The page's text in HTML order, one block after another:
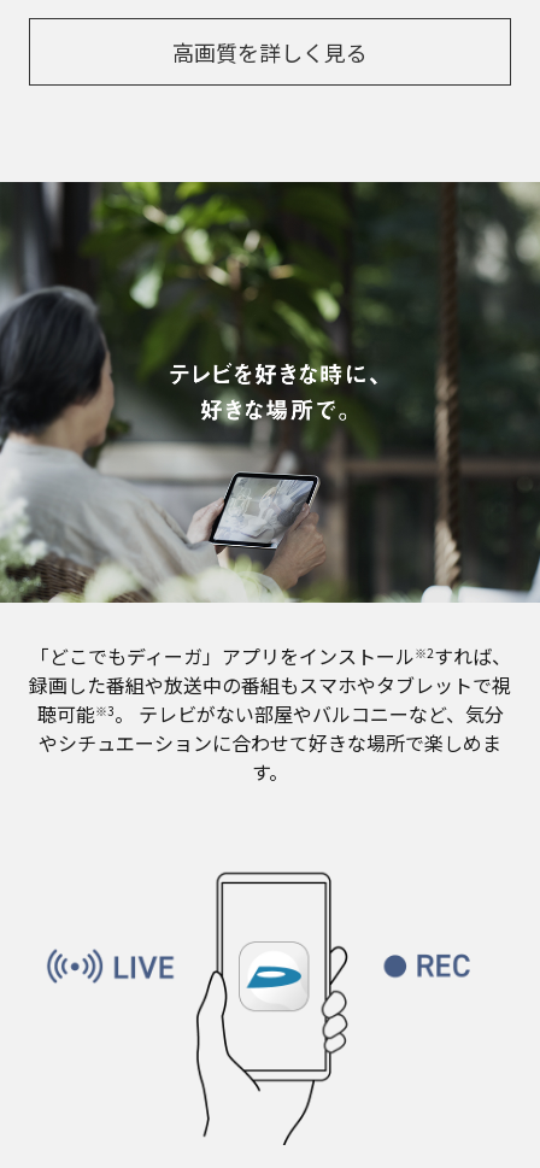
高画質を詳しく見る
「どこでもディーガ」アプリをインストール※2すれば、
録画した番組や放送中の番組もスマホやタブレットで視
聴可能※3。
テレビがない部屋やバルコニーなど、気分
やシチュエーションに合わせて好きな場所で楽しめま
す。